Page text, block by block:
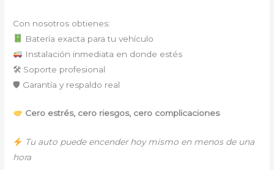
Con nosotros obtienes:
Batería exacta para tu vehículo
Instalación inmediata en donde estés
🛠 Soporte profesional
🛡 Garantía y respaldo real
Cero estrés, cero riesgos, cero complicaciones
Tu auto puede encender hoy mismo en menos de una
hora